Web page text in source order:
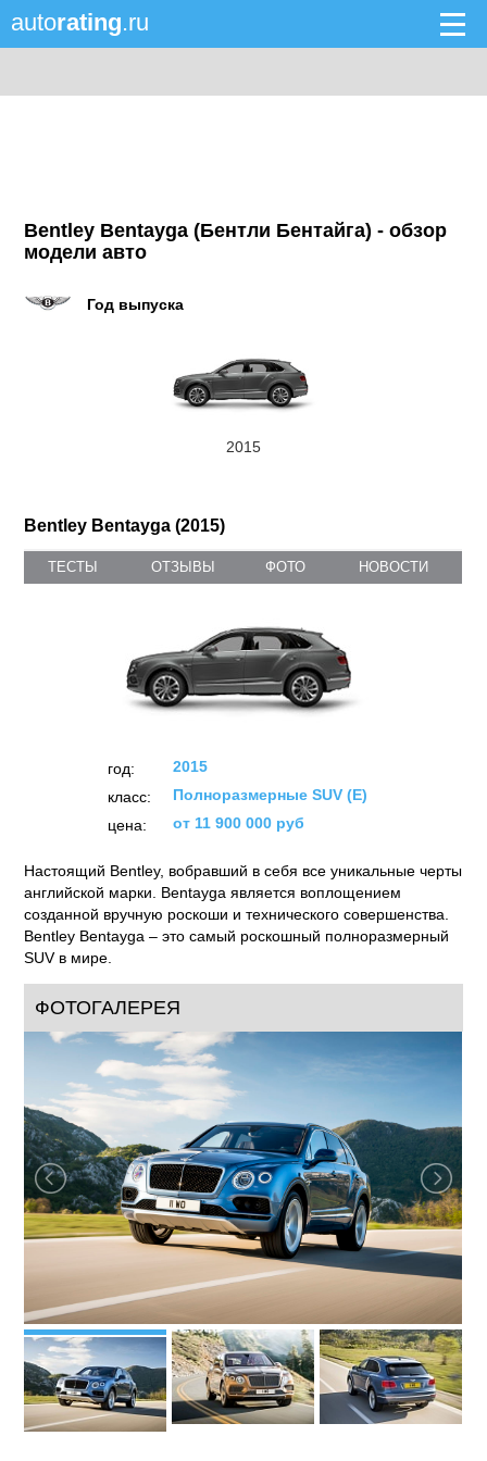
autorating.ru
Bentley Bentayga (Бентли Бентайга) - обзор
модели авто
Год выпуска
2015
Bentley Bentayga (2015)
ТЕСТЫ ОТЗЫВЫ ФОТО НОВОСТИ
год:
2015
класс:
Полноразмерные SUV (E)
цена:
от 11 900 000 руб
Настоящий Bentley, вобравший в себя все уникальные черты
английской марки. Bentayga является воплощением
созданной вручную роскоши и технического совершенства.
Bentley Bentayga – это самый роскошный полноразмерный
SUV в мире.
ФОТОГАЛЕРЕЯ